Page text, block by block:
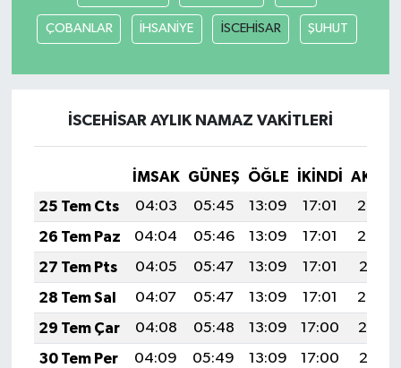
ÇOBANLAR İHSANİYE İSCEHİSAR ŞUHUT
İSCEHİSAR AYLIK NAMAZ VAKITLERI
İMSAK GÜNEŞ ÖĞLE İKINDI
25 Tem Cts
04:03 05:45 13:09 17:01
20:22
26 Tem Paz
04:04 05:46 13:09 17:01
20:22
27 Tem Pts
04:05 05:47 13:09 17:01
20:21
28 Tem Sal
04:07 05:47 13:09 17:01
20:20
29 Tem Çar
04:08 05:48 13:09 17:00
20:19
30 Tem Per
04:09 05:49 13:09 17:00
20:18